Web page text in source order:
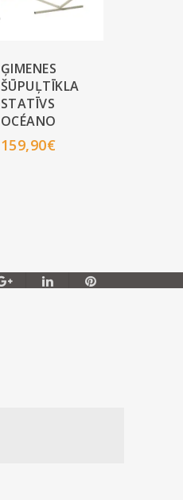
ĢIMENES
ŠŪPUĻTĪKLA
STATĪVS
OCÉANO
159,90€